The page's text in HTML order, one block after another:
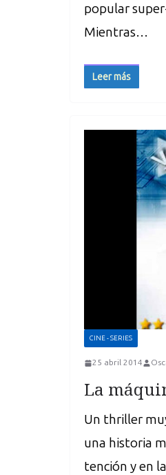
popular
Mientras…
Leer más
CINE - SERIES
25 abril 2014
La
Un thriller
una historia
tención y en